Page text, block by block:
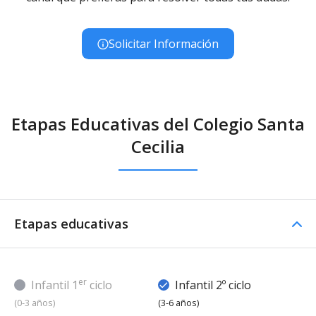
Solicitar Información
Etapas Educativas del Colegio Santa
Cecilia
Etapas educativas
Infantil 1 er ciclo
(0-3 años)
Infantil 2º ciclo
(3-6 años)